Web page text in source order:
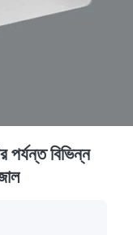
পর্যন্ত বিভিন্ন